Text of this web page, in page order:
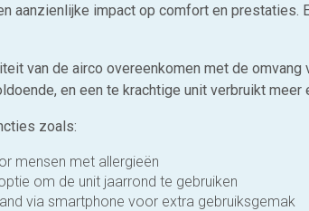
aanzienlijke impact op comfort en prestaties.
van de airco overeenkomen met de
en een te krachtige unit verbruikt meer
zoals:
mensen met allergieën
om de unit jaarrond te gebruiken
via smartphone voor extra gebruiksgemak